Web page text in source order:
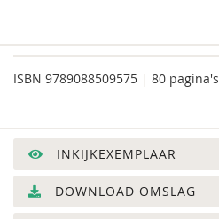
ISBN 9789088509575 80 pagina's
INKIJKEXEMPLAAR
DOWNLOAD OMSLAG